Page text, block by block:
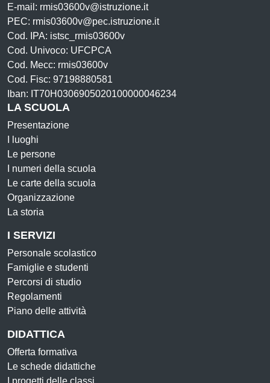
E-mail: rmis03600v@istruzione.it
PEC: rmis03600v@pec.istruzione.it
Cod. IPA: istsc_rmis03600v
Cod. Univoco: UFCPCA
Cod. Mecc: rmis03600v
Cod. Fisc: 97198880581
Iban: IT70H0306905020100000046234
LA SCUOLA
Presentazione
I luoghi
Le persone
I numeri della scuola
Le carte della scuola
Organizzazione
La storia
I SERVIZI
Personale scolastico
Famiglie e studenti
Percorsi di studio
Regolamenti
Piano delle attività
DIDATTICA
Offerta formativa
Le schede didattiche
I progetti delle classi